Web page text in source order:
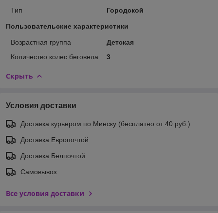
Тип
Городской
Пользовательские характеристики
Возрастная группа
Детская
Количество колес беговела
3
Скрыть
Условия доставки
Доставка курьером по Минску (бесплатно от 40 руб.)
Доставка Европочтой
Доставка Белпочтой
Самовывоз
Все условия доставки